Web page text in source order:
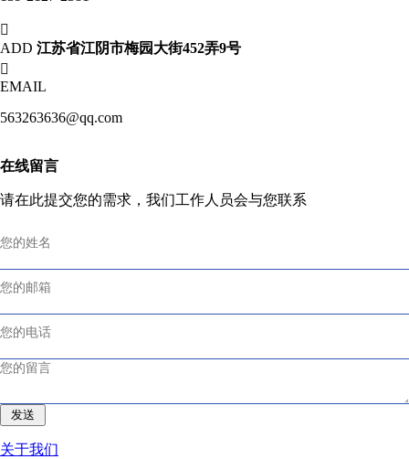

ADD 江苏省江阴市梅园大街452弄9号

EMAIL
563263636@qq.com
在线留言
请在此提交您的需求，我们工作人员会与您联系
关于我们